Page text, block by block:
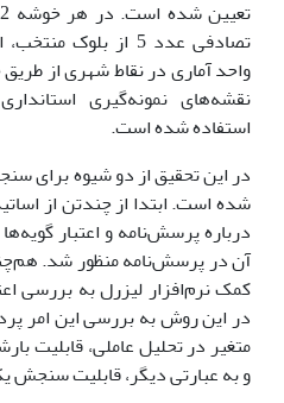
تصادفى عدد 5 از
واحد آمارى در نقاط شهرى از
نقشه‌هاى نمونه‌گیرى
استفاده شده است.
در این تحقیق از دو شیوه براى
شده است. ابتدا از چندتن از
درباره پرسش‌نامه و اعتبار
آن در پرسش‌نامه منظور شد.
کمک نرم‌افزار لیزرل به بررسى
در این روش به بررسى این امر
متغیر در تحلیل عاملى، قابلیت
و به عبارتى دیگر، قابلیت سنجش